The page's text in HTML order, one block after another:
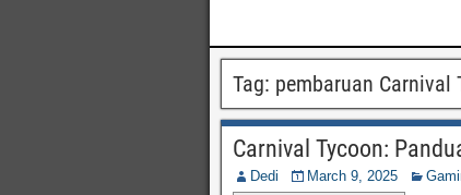
Tag: pembaruan Carnival
Carnival Tycoon:
Dedi March 9, 2025